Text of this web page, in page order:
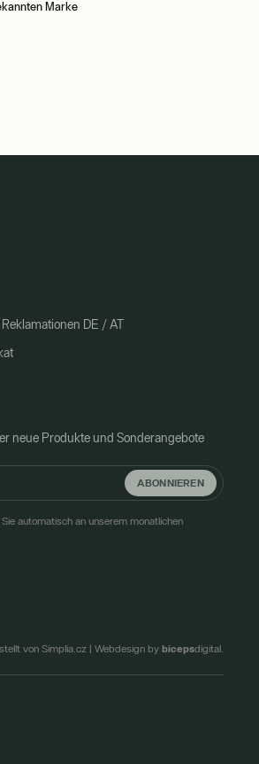
Marke
DE / AT
neue Produkte und Sonderangebote
ABONNIEREN
automatisch an unserem monatlichen
von Simplia.cz | Webdesign by bicepsdigital.